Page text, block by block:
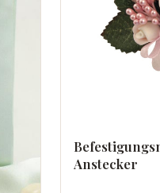
Anstecker